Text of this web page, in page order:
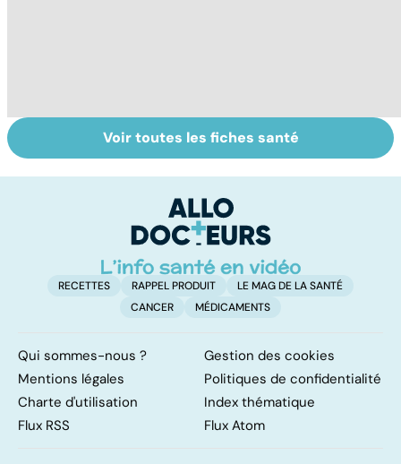
Faire du sport à
domicile, c'est
Don de gamètes :
le pour et le
levée de
l'anonymat
Voir toutes les fiches santé
RECETTES RAPPEL PRODUIT
LE MAG DE LA SANTÉ
CANCER
MÉDICAMENTS
Qui sommes-nous ?
Gestion des cookies
Mentions légales
Politiques de confidentialité
Charte d'utilisation
Index thématique
Flux RSS
Flux Atom